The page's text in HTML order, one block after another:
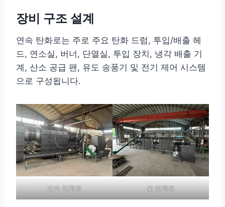
장비 구조 설계
연속 탄화로는 주로 주요 탄화 드럼, 투입/배출 헤
드, 연소실, 버너, 단열실, 투입 장치, 냉각 배출 기
계, 산소 공급 팬, 유도 송풍기 및 전기 제어 시스템
으로 구성됩니다.
연속 탄화로 숯 탄화로